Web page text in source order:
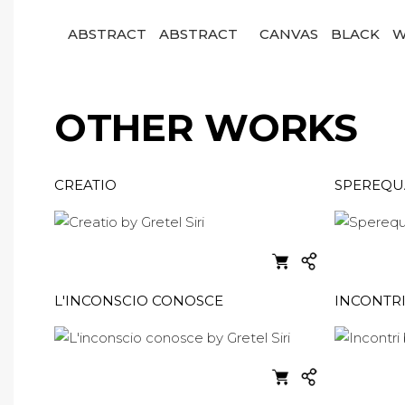
ABSTRACT ABSTRACT CANVAS BLACK
OTHER WORKS
CREATIO
L'INCONSCIO CONOSCE INCONTRI